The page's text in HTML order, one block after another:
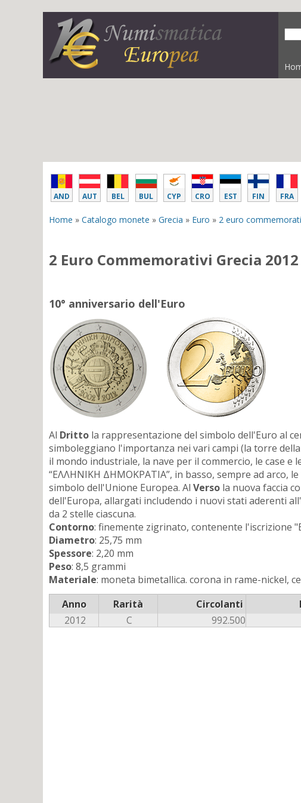
AND AUT BEL BUL CYP CRO EST FIN FRA
Home » Catalogo monete » Grecia » Euro » 2 euro
2 Euro Commemorativi Grecia 2012
10° anniversario dell'Euro
Al Dritto la rappresentazione del simbolo dell'Euro al
simboleggiano l'importanza nei vari campi (la torre
il mondo industriale, la nave per il commercio, le case
“ΕΛΛΗΝΙΚΗ ΔΗΜΟΚΡΑΤΙΑ”, in basso, sempre ad arco,
simbolo dell'Unione Europea. Al Verso la nuova faccia
dell'Europa, allargati includendo i nuovi stati aderenti
da 2 stelle ciascuna.
Contorno: finemente zigrinato, contenente l'iscrizione
Diametro: 25,75 mm
Spessore: 2,20 mm
Peso: 8,5 grammi
Materiale: moneta bimetallica. corona in rame-nickel,
Anno
Rarità Circolanti
2012
C 992.500